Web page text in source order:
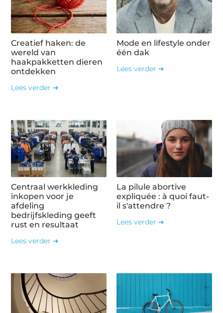
Creatief haken: de
wereld van
haakpakketten dieren
ontdekken
Lees verder ➜
Mode en lifestyle onder
één dak
Lees verder ➜
Centraal werkkleding
inkopen voor je
afdeling
bedrijfskleding geeft
rust en resultaat
Lees verder ➜
La pilule abortive
expliquée : à quoi faut-
il s'attendre ?
Lees verder ➜